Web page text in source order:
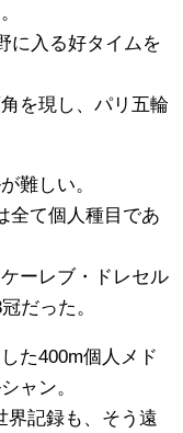
に入る好タイムを
を現し、パリ五輪
難しい。
全て個人種目であ
ーレブ・ドレセル
だった。
た400m個人メド
ャン。
界記録も、そう遠